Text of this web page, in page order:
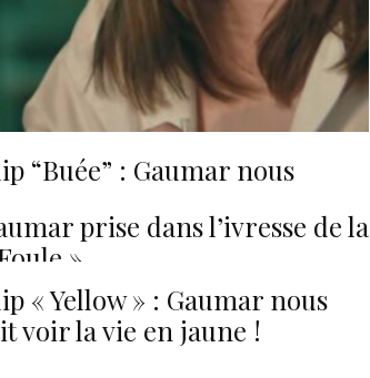
“Buée” : Gaumar nous
prise dans l’ivresse de la
»
« Yellow » : Gaumar nous
voir la vie en jaune !